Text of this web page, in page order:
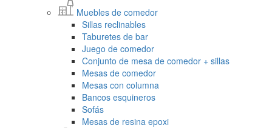
Muebles de comedor
Sillas reclinables
Taburetes de bar
Juego de comedor
Conjunto de mesa de comedor + sillas
Mesas de comedor
Mesas con columna
Bancos esquineros
Sofás
Mesas de resina epoxi